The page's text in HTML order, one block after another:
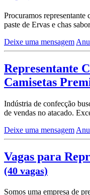
Procuramos representante
paste de Ervas e chas
Deixe uma mensagem
Representante
Camisetas
Indústria de confecção
de vendas no atacado.
Deixe uma mensagem
Vagas para
(40 vagas)
Somos uma empresa de